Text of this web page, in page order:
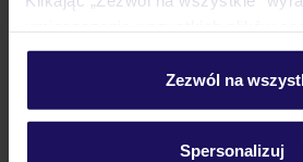
personalizować swój wybór
Szczegółowe informacje o plikach
Zezwól na
Spersonalizuj
Ważne informacje